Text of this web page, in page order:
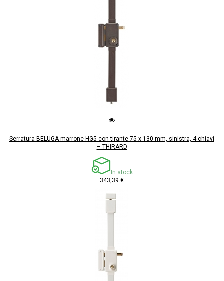
Serratura BELUGA marrone HG5 con tirante 75 x 130 mm, sinistra, 4 chiavi
– THIRARD
In stock
343,39 €